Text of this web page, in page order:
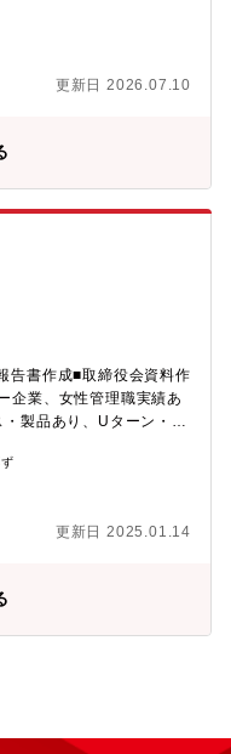
務サポートやマネジメ
【働き方】リモートワ
タイム：コアタイム10～
ます。・企業として今
・リモートワークが可
イベートの両立も叶えら
や医療サービス品質向
して維持していくこと
ョン】変革を通じて医
はミッションを遂行する
込んでいるからこそわ
医療ビックデータを用い
やプロジェクト推進し
ンです。具体的な業務
りです。・中期経営戦
会議・取締役会向け資
事業部の予算策定支援・
事業やサービスの企画立
ートナーとの業務提携に
企画の一員として経営戦
提案が会社の未来を形
でスキルアップ: 経営企画
用性の高いビジネスス
更新日 2026.07.10
告書作成■取締役会資料作
企業、女性管理職実績あ
製品あり、Uターン・I
は2017年徳島県本社を構
です。同社では、ゲノ
出す」技術であると捉
まらず、ゲノム編集生物
社会の実現へ貢献でき
暮らしに役立てること
しています。研究支援
胞を提供することで、
更新日 2025.01.14